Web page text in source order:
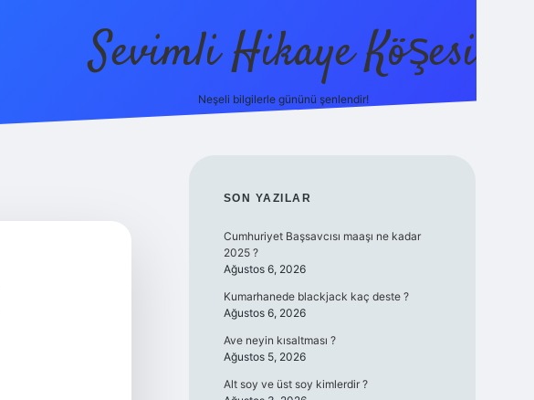
Sevimli Hikaye Köşesi
Neşeli bilgilerle gününü şenlendir!
SIDEBAR
SON YAZILAR
Cumhuriyet Başsavcısı maaşı ne kadar
2025 ?
Ağustos 6, 2026
Kumarhanede blackjack kaç deste ?
Ağustos 6, 2026
Ave neyin kısaltması ?
Ağustos 5, 2026
Alt soy ve üst soy kimlerdir ?